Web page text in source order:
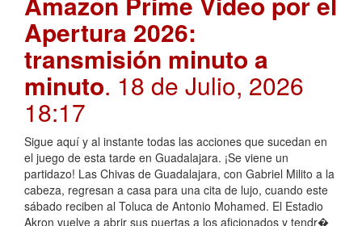
Apertura 2026:
transmisión minuto a
minuto. 18 de Julio, 2026
18:17
Sigue aquí y al instante todas las acciones que sucedan en
el juego de esta tarde en Guadalajara. ¡Se viene un
partidazo! Las Chivas de Guadalajara, con Gabriel Milito a la
cabeza, regresan a casa para una cita de lujo, cuando este
sábado reciben al Toluca de Antonio Mohamed. El Estadio
Akron vuelve a abrir sus puertas a los aficionados y tendr�